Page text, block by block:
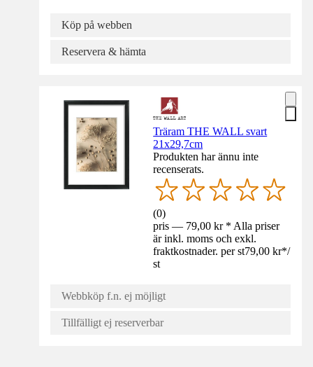
Köp på webben
Reservera & hämta
Träram THE WALL svart
21x29,7cm
Produkten har ännu inte
recenserats.
(0)
pris — 79,00 kr * Alla priser
är inkl. moms och exkl.
fraktkostnader. per st79,00 kr*/
st
Webbköp f.n. ej möjligt
Tillfälligt ej reserverbar